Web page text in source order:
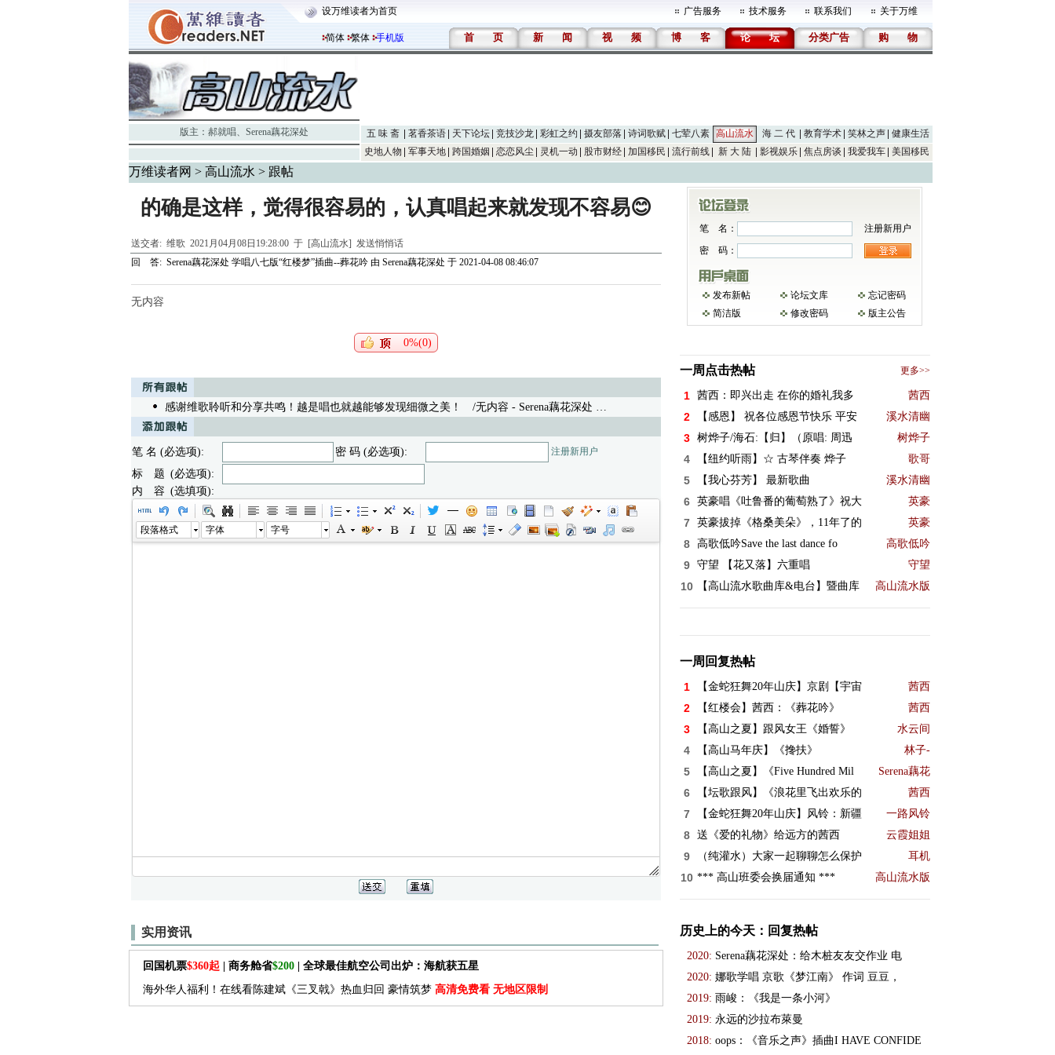
设万维读者为首页 广告服务 技术服务 联系我们 关于万维
简体 繁体 手机版 首 页 新 闻 视 频 博 客 论 坛 分类广告 购 物
版主： 郝就唱、 Serena藕花深处 五 味 斋 茗香茶语 天下论坛 竞技沙龙 彩虹之约 摄友部落 诗词歌赋 七荤八素 高山流水 海 二 代 教育学术 笑林之声
健康生活
史地人物
军事天地 跨国婚姻 恋恋风尘 灵机一动 股市财经 加国移民 流行前线 新 大 陆 影视娱乐 焦点房谈 我爱我车 美国移民
万维读者网 > 高山流水 > 跟帖
的确是这样，觉得很容易的，认真唱起来就发现不容易😊
送交者: 维歌 2021月04月08日19:28:00 于 [高山流水] 发送悄悄话
回 答: Serena藕花深处 学唱八七版“红楼梦”插曲--葬花吟由 Serena藕花深处 于 2021-04-08 08:46:07
无内容
0%(0)
感谢维歌聆听和分享共鸣！越是唱也就越能够发现细微之美！ /无内容 - Serena藕花深处 04/09/21 (477)
笔 名 (必选项): 密 码 (必选项): 注册新用户
标 题 (必选项):
内 容 (选填项):
段落格式 字体 字号
实用资讯
回国机票$360起 | 商务舱省$200| 全球最佳航空公司出炉：海航获五星
海外华人福利！在线看陈建斌《三叉戟》热血归回 豪情筑梦 高清免费看 无地区限制
笔 名：
注册新用户
密 码：
发布新帖 论坛文库
忘记密码
简洁版
修改密码 版主公告
一周点击热帖 更多>>
1 茜西：即兴出走 在你的婚礼我多 茜西
2 【感恩】 祝各位感恩节快乐 平安 溪水清幽
3 树烨子/海石:【归】（原唱: 周迅 树烨子
4 【纽约听雨】☆ 古琴伴奏 烨子 歌哥
5 【我心芬芳】 最新歌曲 溪水清幽
6 英豪唱《吐鲁番的葡萄熟了》祝大 英豪
7 英豪拔掉《格桑美朵》，11年了的 英豪
8 高歌低吟Save the last dance fo 高歌低吟
9 守望 【花又落】六重唱 守望
10 【高山流水歌曲库&电台】暨曲库 高山流水版
一周回复热帖
1 【金蛇狂舞20年山庆】京剧【宇宙 茜西
2 【红楼会】茜西：《葬花吟》 茜西
3 【高山之夏】跟风女王《婚誓》 水云间
4 【高山马年庆】《搀扶》 林子-
5 【高山之夏】《Five Hundred Mil Serena藕花
6 【坛歌跟风】《浪花里飞出欢乐的 茜西
7 【金蛇狂舞20年山庆】风铃：新疆 一路风铃
8 送《爱的礼物》给远方的茜西 云霞姐姐
9 （纯灌水）大家一起聊聊怎么保护 耳机
10 *** 高山班委会换届通知 *** 高山流水版
历史上的今天：回复热帖
2020: Serena藕花深处：给木桩友友交作业 电
2020: 娜歌学唱 京歌《梦江南》 作词 豆豆，
2019: 雨峻：《我是一条小河》
2019: 永远的沙拉布萊曼
2018: oops：《音乐之声》插曲I HAVE CONFIDE